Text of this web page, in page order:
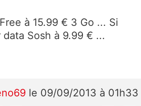
à 15.99 € 3 Go ... Si
Sosh à 9.99 € ...
le 09/09/2013 à 01h33